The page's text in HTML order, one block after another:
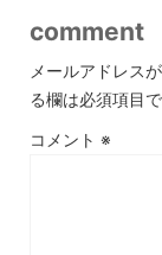
comment
メールアドレス
る欄は必須項目
コメント ※